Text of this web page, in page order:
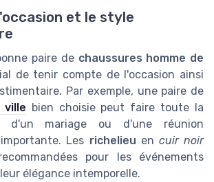
et le style
paire de chaussures homme de
de tenir compte de l'occasion ainsi
Par exemple, une paire de
ville bien choisie peut faire toute la
d'un mariage ou d'une réunion
Les richelieu en cuir noir
pour les événements
élégance intemporelle.